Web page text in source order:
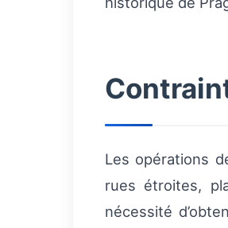
Les opérations
rues étroites,
nécessité